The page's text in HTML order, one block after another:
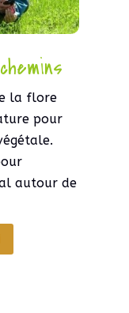
la flore
pour
autour de